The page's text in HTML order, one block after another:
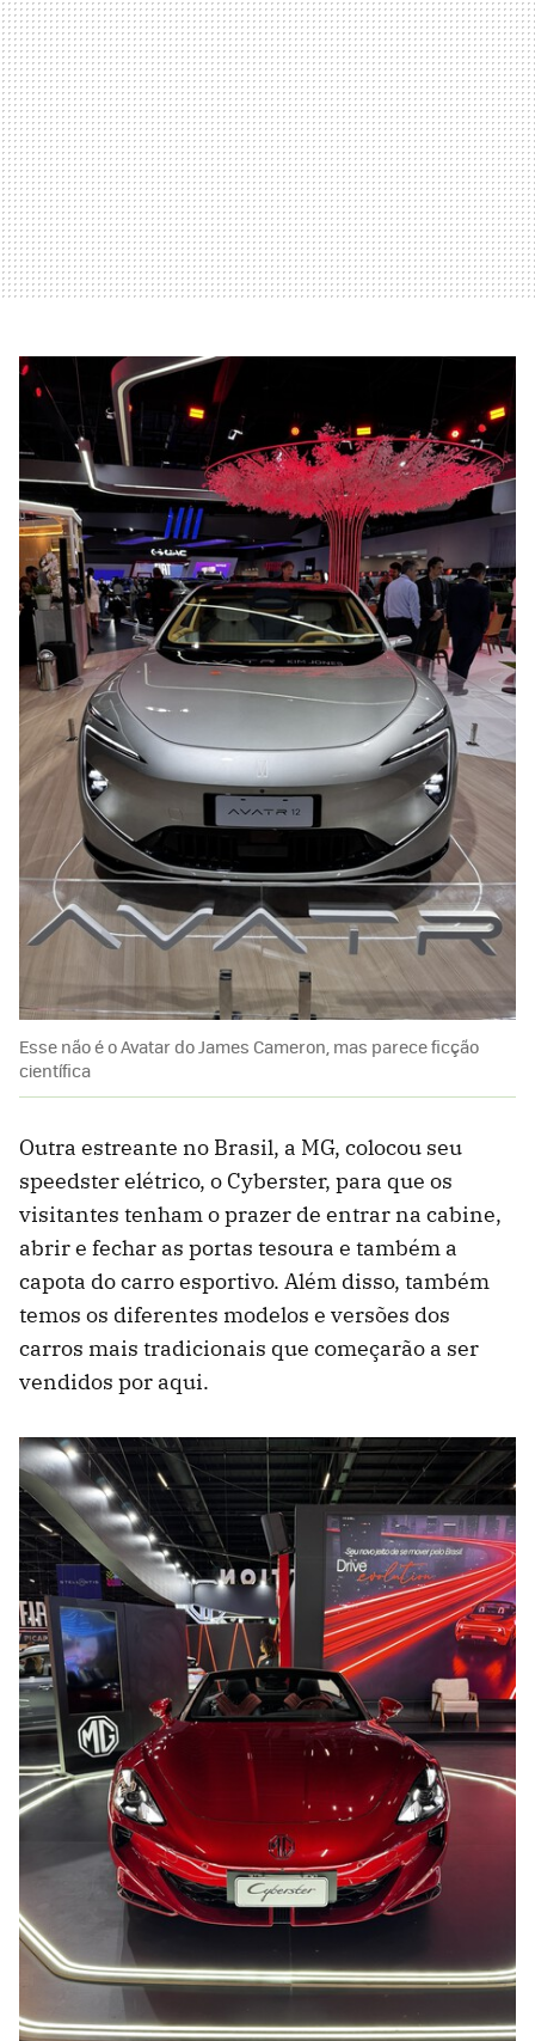
Esse não é o Avatar do James Cameron, mas parece ficção
científica
Outra estreante no Brasil, a MG, colocou seu
speedster elétrico, o Cyberster, para que os
visitantes tenham o prazer de entrar na cabine,
abrir e fechar as portas tesoura e também a
capota do carro esportivo. Além disso, também
temos os diferentes modelos e versões dos
carros mais tradicionais que começarão a ser
vendidos por aqui.